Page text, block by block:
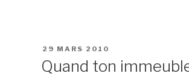
PUBLIÉ
29 MARS 2010
Quand ton